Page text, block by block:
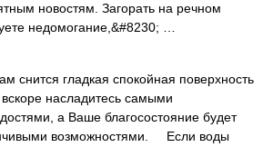
новостям. Загорать на речном
недомогание,&#8230; …
гладкая спокойная поверхность
насладитесь самыми
а Ваше благосостояние будет
возможностями. Если воды